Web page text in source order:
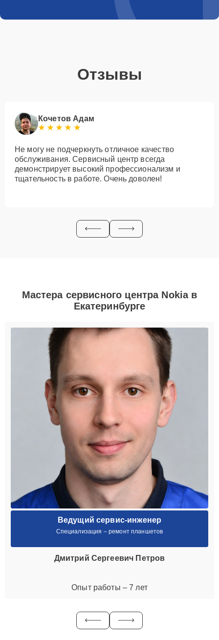
Отзывы
Кочетов Адам
Не могу не подчеркнуть отличное качество
обслуживания. Сервисный центр всегда
демонстрирует высокий профессионализм и
тщательность в работе. Очень доволен!
Мастера сервисного центра Nokia в
Екатеринбурге
Ведущий сервис-инженер
Специализация – ремонт планшетов
Дмитрий Сергеевич Петров
Опыт работы – 7 лет